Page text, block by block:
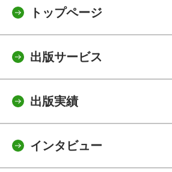
トップページ
出版サービス
出版実績
インタビュー